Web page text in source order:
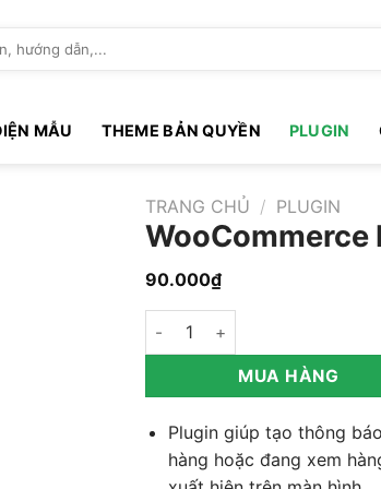
MẪU THEME BẢN QUYỀN PLUGIN
TRANG CHỦ / PLUGIN
90.000₫
WooCommerce Notification số
MUA HÀNG
Plugin giúp tạo thông
hàng hoặc đang xem